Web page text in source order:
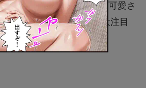
ぽっ！へ加入して以来、可愛さ
ね備えた実力派として大注目
のあかり）さん！